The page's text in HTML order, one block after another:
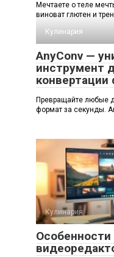
Мечтаете о теле
виноват глютен и
Кулинария
AnyConv —
инструмент
конвертации
Превращайте любые
формат за секунды.
Кулинария